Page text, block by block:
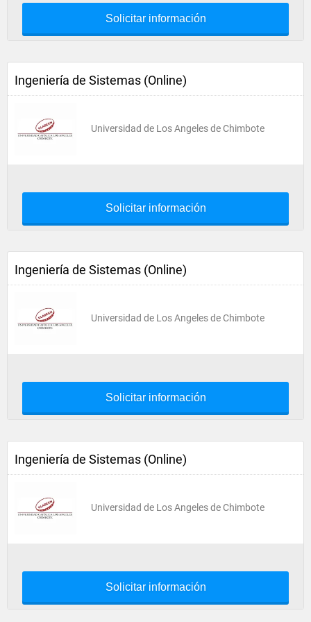
Solicitar información
Ingeniería de Sistemas (Online)
Universidad de Los Angeles de Chimbote
Solicitar información
Ingeniería de Sistemas (Online)
Universidad de Los Angeles de Chimbote
Solicitar información
Ingeniería de Sistemas (Online)
Universidad de Los Angeles de Chimbote
Solicitar información